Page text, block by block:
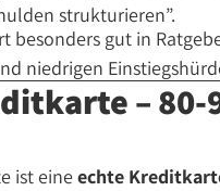
strukturieren”.
besonders gut in
niedrigen
– 80-
ist eineechte